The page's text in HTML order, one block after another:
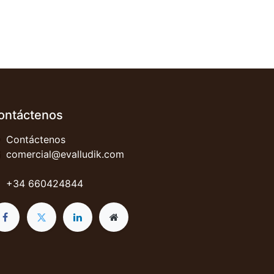
Contáctenos
comercial@evalludik.com
+34 660424844